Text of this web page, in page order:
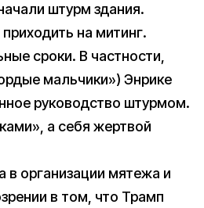
штурм здания.
на митинг.
сроки. В частности,
мальчики») Энрике
руководство штурмом.
а себя жертвой
в организации мятежа и
в том, что Трамп